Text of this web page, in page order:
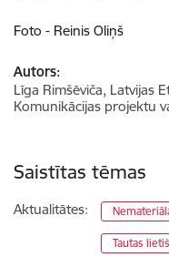
Foto - Reinis Oliņš
Autors:
Līga Rimšēviča, Latvijas
Komunikācijas projektu
Saistītas tēmas
Aktualitātes:
Tautas